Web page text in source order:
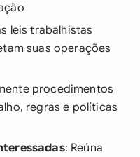
leis trabalhistas
suas operações
procedimentos
regras e políticas
: Reúna